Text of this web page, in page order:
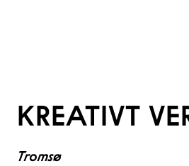
KREATIVT
Tromsø